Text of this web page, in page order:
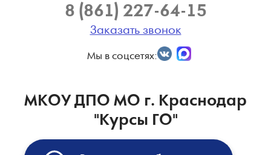
8 (861) 227-64-15
Заказать звонок
Мы в соцсетях:
МКОУ ДПО МО г. Краснодар
"Курсы ГО"